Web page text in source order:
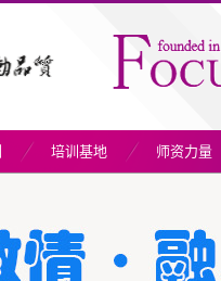
培训基地 师资力量